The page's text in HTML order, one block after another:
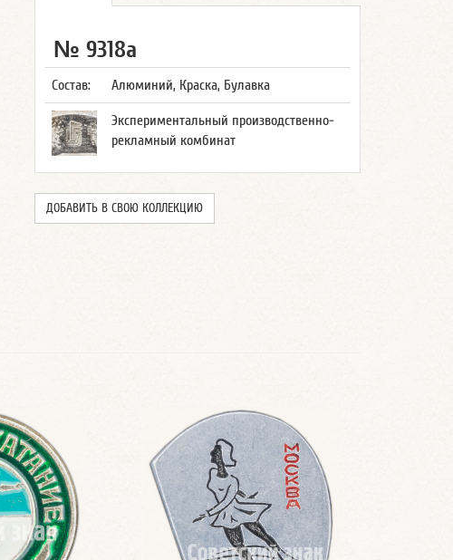
№ 9318а
Состав: Алюминий, Краска, Булавка
Экспериментальный производственно-
рекламный комбинат
ДОБАВИТЬ В СВОЮ КОЛЛЕКЦИЮ